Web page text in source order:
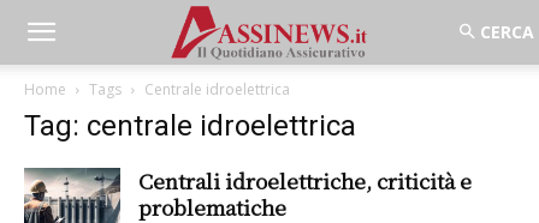
Home Tags Centrale idroelettrica
Tag: centrale idroelettrica
Centrali idroelettriche, criticità e
problematiche